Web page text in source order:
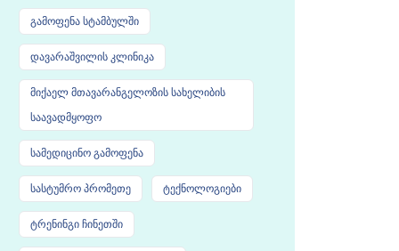
გამოფენა სტამბულში
დავარაშვილის კლინიკა
მიქაელ მთავარანგელოზის სახელიბის
საავადმყოფო
სამედიცინო გამოფენა
სასტუმრო პრომეთე ტექნოლოგიები
ტრენინგი ჩინეთში